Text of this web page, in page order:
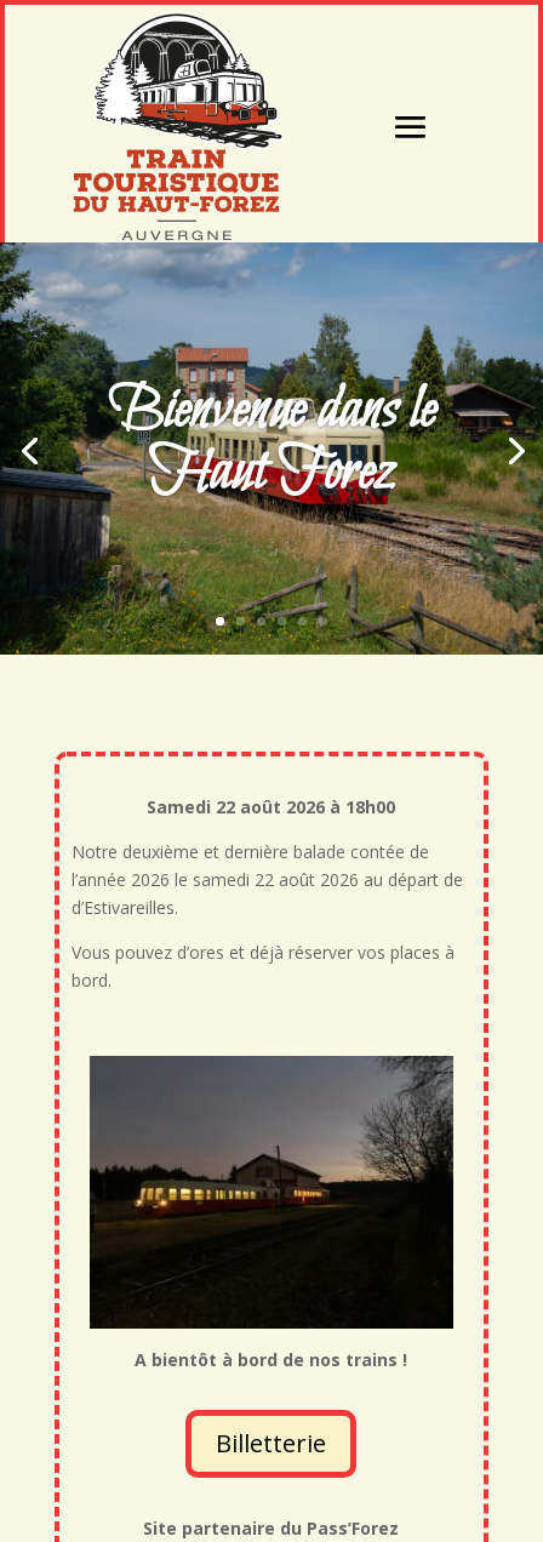
Bienvenue dans le
Haut Forez
Samedi 22 août 2026 à 18h00
Notre deuxième et dernière balade contée de
l’année 2026 le samedi 22 août 2026 au départ de
d’Estivareilles.
Vous pouvez d’ores et déjà réserver vos places à
bord.
A bientôt à bord de nos trains !
Billetterie
Site partenaire du Pass’Forez